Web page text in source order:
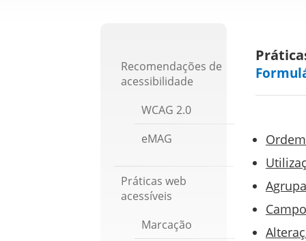
Recomendações de
acessibilidade
WCAG 2.0
eMAG
Práticas web
acessíveis
Marcação